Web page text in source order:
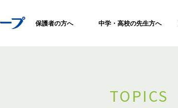
保護者の方へ 中学・高校の先生方へ
TOPICS